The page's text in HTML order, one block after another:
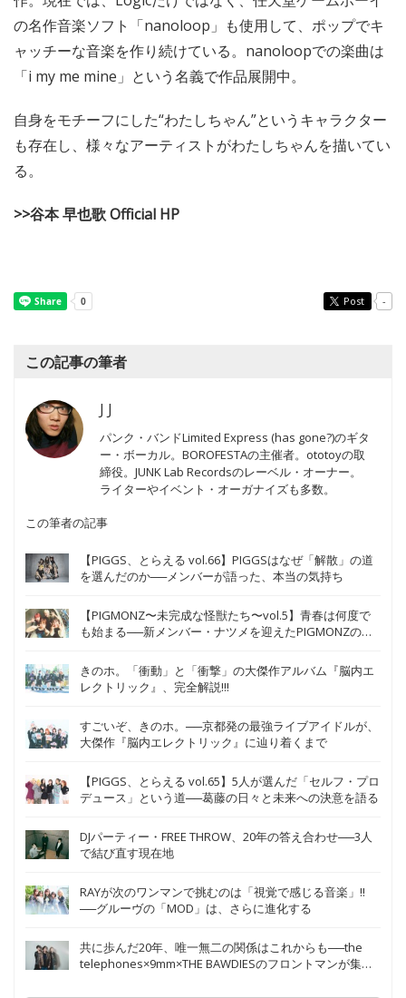
の名作音楽ソフト「nanoloop」も使用して、ポップでキ
ャッチーな音楽を作り続けている。nanoloopでの楽曲は
「i my me mine」という名義で作品展開中。
自身をモチーフにした“わたしちゃん”というキャラクター
も存在し、様々なアーティストがわたしちゃんを描いてい
る。
>>谷本 早也歌 Official HP
Post -
この記事の筆者
J J
パンク・バンドLimited Express (has gone?)のギタ
ー・ボーカル。BOROFESTAの主催者。ototoyの取
締役。JUNK Lab Recordsのレーベル・オーナー。
ライターやイベント・オーガナイズも多数。
この筆者の記事
【PIGGS、とらえる vol.66】PIGGSはなぜ「解散」の道
を選んだのか──メンバーが語った、本当の気持ち
【PIGMONZ〜未完成な怪獣たち〜vol.5】青春は何度で
も始まる──新メンバー・ナツメを迎えたPIGMONZの新
きのホ。「衝動」と「衝撃」の大傑作アルバム『脳内エ
レクトリック』、完全解説!!!
すごいぞ、きのホ。──京都発の最強ライブアイドルが、
大傑作『脳内エレクトリック』に辿り着くまで
【PIGGS、とらえる vol.65】5人が選んだ「セルフ・プロ
デュース」という道──葛藤の日々と未来への決意を語る
DJパーティー・FREE THROW、20年の答え合わせ──3人
で結び直す現在地
RAYが次のワンマンで挑むのは「視覚で感じる音楽」!!
──グルーヴの「MOD」は、さらに進化する
共に歩んだ20年、唯一無二の関係はこれからも──the
telephones×9mm×THE BAWDIESのフロントマンが集う